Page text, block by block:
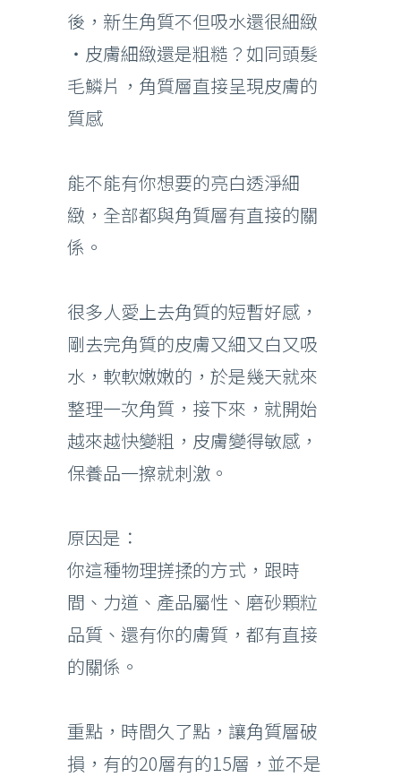
後，新生角質不但吸水還很細緻
・皮膚細緻還是粗糙？如同頭髮
毛鱗片，角質層直接呈現皮膚的
質感
能不能有你想要的亮白透淨細
緻，全部都與角質層有直接的關
係。
很多人愛上去角質的短暫好感，
剛去完角質的皮膚又細又白又吸
水，軟軟嫩嫩的，於是幾天就來
整理一次角質，接下來，就開始
越來越快變粗，皮膚變得敏感，
保養品一擦就刺激。
原因是：
你這種物理搓揉的方式，跟時
間、力道、產品屬性、磨砂顆粒
品質、還有你的膚質，都有直接
的關係。
重點，時間久了點，讓角質層破
損，有的20層有的15層，並不是